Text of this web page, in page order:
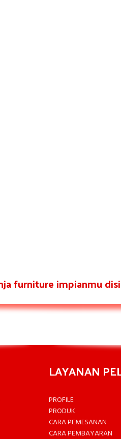
furniture impianmu
LAYANAN
PROFILE
PRODUK
CARA PEMESANAN
CARA PEMBAYARAN